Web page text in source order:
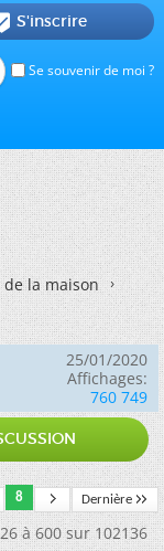
Se souvenir de moi ?
S'inscrire
la maison
25/01/2020
Affichages:
760 749
8 Dernière
à 600 sur 102136